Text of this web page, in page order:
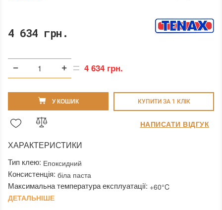
4 634 грн.
4 634 грн.
У КОШИК КУПИТИ ЗА 1 КЛIК
ХАРАКТЕРИСТИКИ
Тип клею: Епоксидний
Консистенція: біла паста
Максимальна температура експлуатації: +60°C
ДЕТАЛЬНІШЕ
НАПИСАТИ ВІДГУК